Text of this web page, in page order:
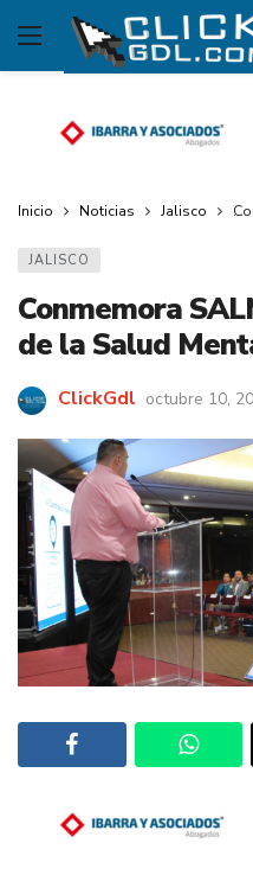
Inicio Noticias Jalisco
JALISCO
Conmemora
de la Salud
ClickGdl octubre 10,